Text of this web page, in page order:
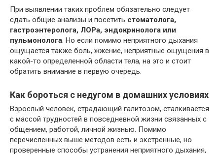
При выявлении таких проблем обязательно следует
сдать общие анализы и посетить стоматолога,
гастроэнтеролога, ЛОРа, эндокринолога или
пульмонолога. Но если помимо неприятного дыхания
ощущается также боль, жжение, неприятные ощущения в
какой-то определенной области тела, на это и стоит
обратить внимание в первую очередь.
Как бороться с недугом в домашних условиях
Взрослый человек, страдающий галитозом, сталкивается
с массой трудностей в повседневной жизни связанных с
общением, работой, личной жизнью. Помимо
перечисленных выше методов есть и экстренные, но
проверенные способы устранения неприятного дыхания,